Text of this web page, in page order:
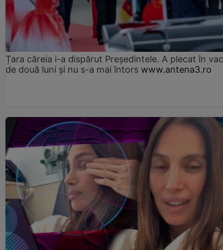
Țara căreia i-a dispărut Președintele. A plecat în
de două luni și nu s-a mai întors www.antena3.ro